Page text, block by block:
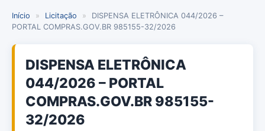
Início » Licitação »
DISPENSA ELETRÔNICA 044/2026 –
PORTAL COMPRAS.GOV.BR 985155-32/2026
DISPENSA ELETRÔNICA
044/2026 – PORTAL
COMPRAS.GOV.BR 985155-
32/2026